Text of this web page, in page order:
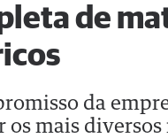
de
da
os mais diversos